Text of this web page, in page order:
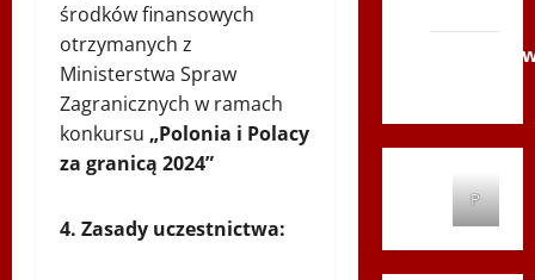
środków finansowych
otrzymanych z
Ministerstwa Spraw
Zagranicznych w ramach
konkursu „Polonia i Polacy
za granicą 2024”
4. Zasady uczestnictwa:
P